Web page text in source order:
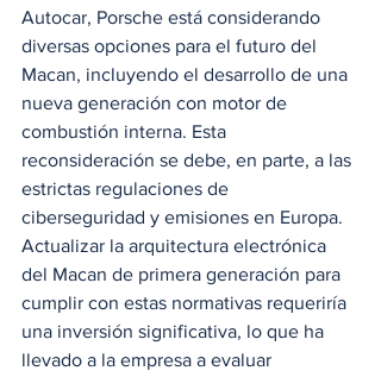
Autocar, Porsche está considerando
diversas opciones para el futuro del
Macan, incluyendo el desarrollo de una
nueva generación con motor de
combustión interna. Esta
reconsideración se debe, en parte, a las
estrictas regulaciones de
ciberseguridad y emisiones en Europa.
Actualizar la arquitectura electrónica
del Macan de primera generación para
cumplir con estas normativas requeriría
una inversión significativa, lo que ha
llevado a la empresa a evaluar